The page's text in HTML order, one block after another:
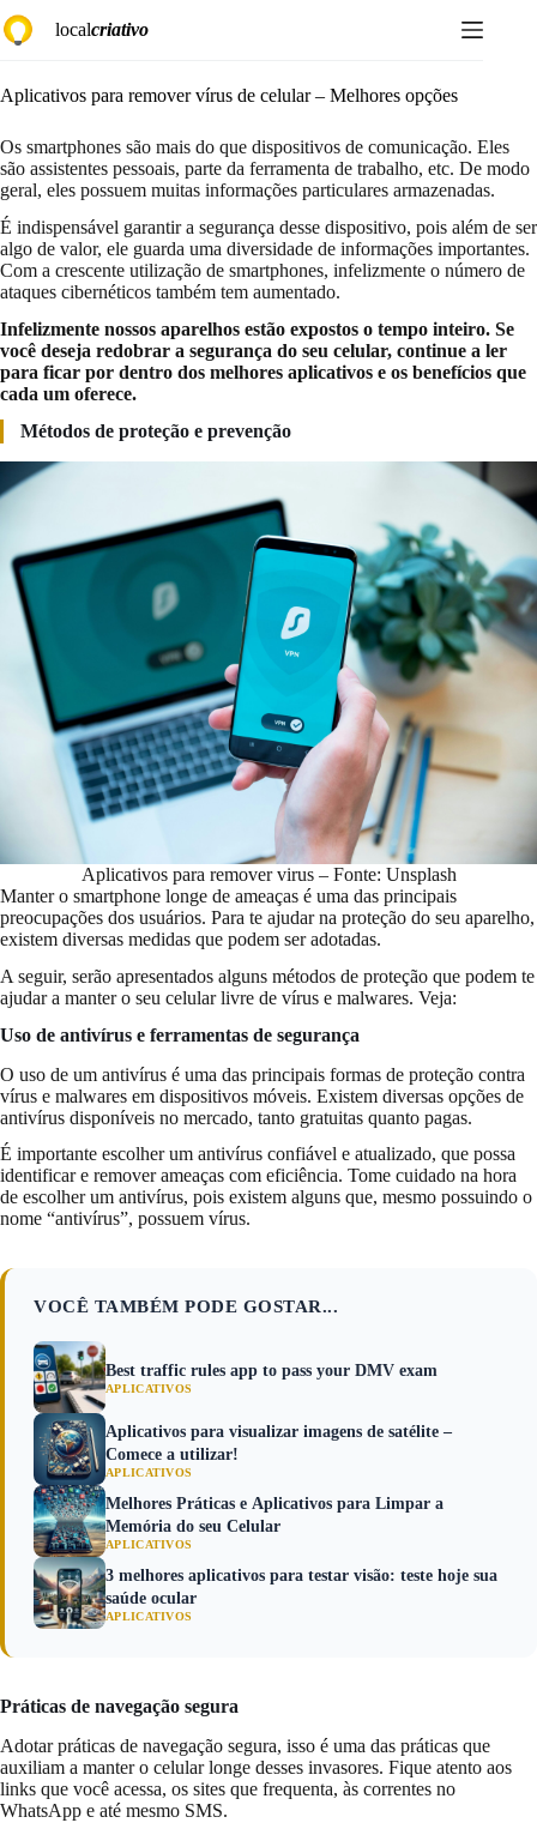
para
localcriativo
Aplicativos para remover vírus de celular – Melhores opções
Os smartphones são mais do que dispositivos de comunicação. Eles
são assistentes pessoais, parte da ferramenta de trabalho, etc. De modo
geral, eles possuem muitas informações particulares armazenadas.
É indispensável garantir a segurança desse dispositivo, pois além de ser
algo de valor, ele guarda uma diversidade de informações importantes.
Com a crescente utilização de smartphones, infelizmente o número de
ataques cibernéticos também tem aumentado.
Infelizmente nossos aparelhos estão expostos o tempo inteiro. Se
você deseja redobrar a segurança do seu celular, continue a ler
para ficar por dentro dos melhores aplicativos e os benefícios que
cada um oferece.
Métodos de proteção e prevenção
Aplicativos para remover virus – Fonte: Unsplash
Manter o smartphone longe de ameaças é uma das principais
preocupações dos usuários. Para te ajudar na proteção do seu aparelho,
existem diversas medidas que podem ser adotadas.
A seguir, serão apresentados alguns métodos de proteção que podem te
ajudar a manter o seu celular livre de vírus e malwares. Veja:
Uso de antivírus e ferramentas de segurança
O uso de um antivírus é uma das principais formas de proteção contra
vírus e malwares em dispositivos móveis. Existem diversas opções de
antivírus disponíveis no mercado, tanto gratuitas quanto pagas.
É importante escolher um antivírus confiável e atualizado, que possa
identificar e remover ameaças com eficiência. Tome cuidado na hora
de escolher um antivírus, pois existem alguns que, mesmo possuindo o
nome “antivírus”, possuem vírus.
VOCÊ TAMBÉM PODE GOSTAR...
Best traffic rules app to pass your DMV exam
APLICATIVOS
Aplicativos para visualizar imagens de satélite –
Comece a utilizar!
APLICATIVOS
Melhores Práticas e Aplicativos para Limpar a
Memória do seu Celular
APLICATIVOS
3 melhores aplicativos para testar visão: teste hoje sua
saúde ocular
APLICATIVOS
Práticas de navegação segura
Adotar práticas de navegação segura, isso é uma das práticas que
auxiliam a manter o celular longe desses invasores. Fique atento aos
links que você acessa, os sites que frequenta, às correntes no
WhatsApp e até mesmo SMS.